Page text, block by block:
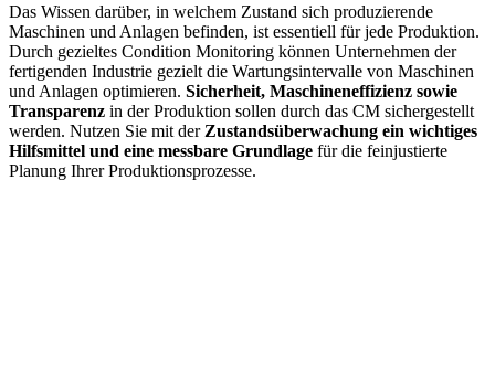
Das Wissen darüber, in welchem Zustand sich produzierende
Maschinen und Anlagen befinden, ist essentiell für jede Produktion.
Durch gezieltes Condition Monitoring können Unternehmen der
fertigenden Industrie gezielt die Wartungsintervalle von Maschinen
und Anlagen optimieren. Sicherheit, Maschineneffizienz sowie
Transparenz in der Produktion sollen durch das CM sichergestellt
werden. Nutzen Sie mit der Zustandsüberwachung ein wichtiges
Hilfsmittel und eine messbare Grundlage für die feinjustierte
Planung Ihrer Produktionsprozesse.